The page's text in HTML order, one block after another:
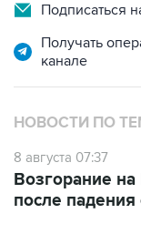
Подписаться
Получать
канале
НОВОСТИ ПО
8 августа 07:37
Возгорание
после